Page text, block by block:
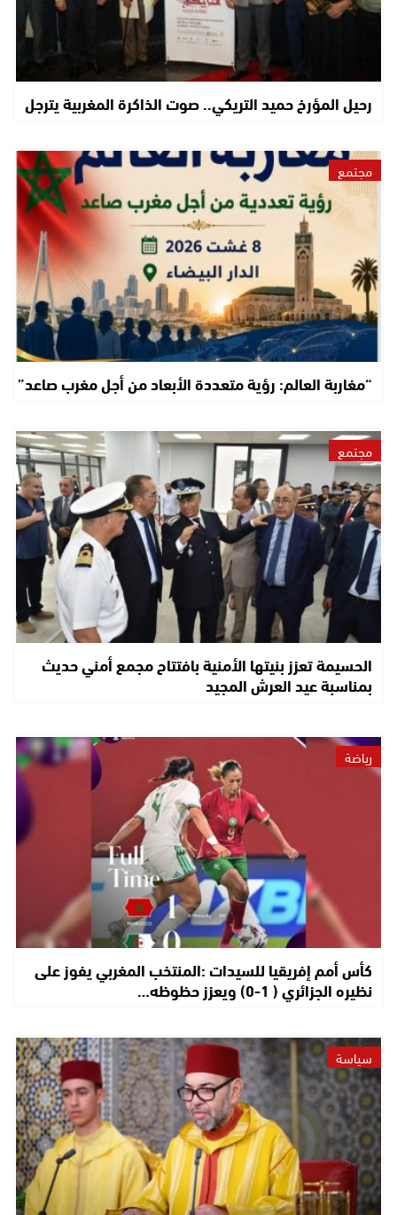
رحيل المؤرخ حميد التريكي.. صوت الذاكرة المغربية يترجل
مجتمع
“مغاربة العالم: رؤية متعددة الأبعاد من أجل مغرب صاعد”
مجتمع
الحسيمة تعزز بنيتها الأمنية بافتتاح مجمع أمني حديث
بمناسبة عيد العرش المجيد
رياضة
كأس أمم إفريقيا للسيدات :المنتخب المغربي يفوز على
نظيره الجزائري ( 1-0) ويعزز حظوظه…
سياسة